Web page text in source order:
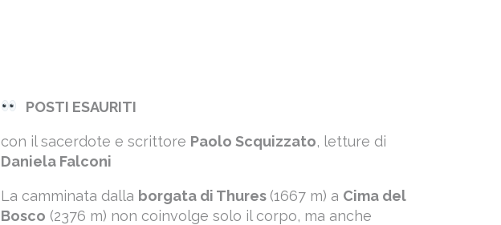
POSTI ESAURITI
con il sacerdote e scrittore Paolo Scquizzato, letture di
Daniela Falconi
La camminata dalla borgata di Thures (1667 m) a Cima del
Bosco (2376 m) non coinvolge solo il corpo, ma anche